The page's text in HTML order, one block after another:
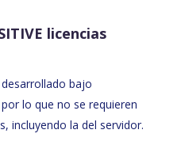
licencias
bajo
lo que no se requieren
incluyendo la del servidor.